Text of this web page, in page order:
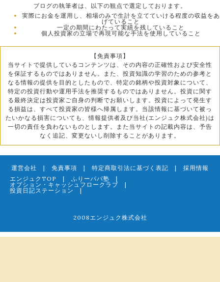
ブログの執筆者は、以下の観点で選定しております。
実際にお金を運用し、相場のみで生計を立てていける程度の収益をあ
げていること
一定の期間にわたって実績を残していること
個人投資家の立場で再現可能な手法を使用していること
【免責事項】
当サイトで提供しているコンテンツは、その内容の正確性および安全性
を保証するものではありません。また、投資知識の学習のための参考と
なる情報の提供を目的としたもので、特定の銘柄や投資対象について、
特定の投資行動や運用手法を推奨するものではありません。投資に関す
る最終決定は投資家ご自身の判断でお願いします。投資によって発生す
る損益は、すべて投資家の皆様へ帰属します。当該情報に基づいて被っ
たいかなる損害についても、情報提供者及び当社(エンジュク株式会社)は
一切の責任を負わないものとします。また当サイトの記載内容は、予告
なく追記、変更ないし削除することがあります。
運営会社 | 免責事項 | 特定商取引法に基づく表記 | 採用情報
エンジュクTOP
| ふりーパパ塾 |
オプション・キャッシュフロークラブ |
投資日記ステーション
|
2008エンジュク株式会社